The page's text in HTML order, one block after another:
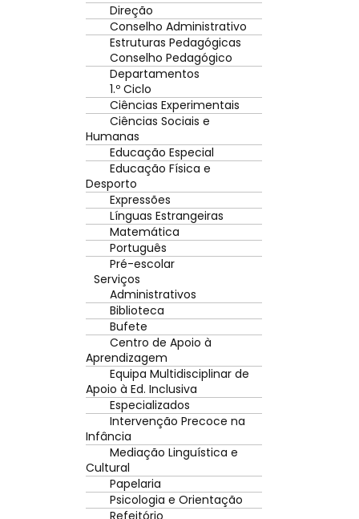
Direção
Conselho Administrativo
Estruturas Pedagógicas
Conselho Pedagógico
Departamentos
1.º Ciclo
Ciências Experimentais
Ciências Sociais e
Humanas
Educação Especial
Educação Física e
Desporto
Expressões
Línguas Estrangeiras
Matemática
Português
Pré-escolar
Serviços
Administrativos
Biblioteca
Bufete
Centro de Apoio à
Aprendizagem
Equipa Multidisciplinar de
Apoio à Ed. Inclusiva
Especializados
Intervenção Precoce na
Infância
Mediação Linguística e
Cultural
Papelaria
Psicologia e Orientação
Refeitório